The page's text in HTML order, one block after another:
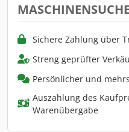
Sichere Zahlung über
Streng geprüfter
Persönlicher und
Auszahlung des
Warenübergabe